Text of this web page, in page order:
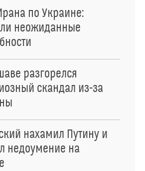
по Украине:
неожиданные
разгорелся
скандал из-за
нахамил Путину и
недоумение на